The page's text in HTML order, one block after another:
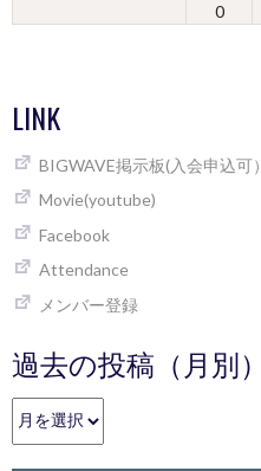
0
LINK
BIGWAVE掲示板(入会申込可）
Movie(youtube)
Facebook
Attendance
メンバー登録
過去の投稿（月別）
過
去